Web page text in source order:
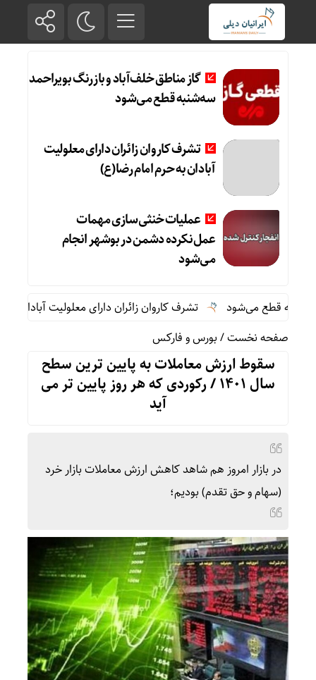
گاز مناطق خلف‌آباد و بازرنگ بویراحمد
سه‌شنبه قطع می‌شود
تشرف کاروان زائران دارای معلولیت
آبادان به حرم امام رضا(ع)
عملیات خنثی‌سازی مهمات
عمل‌نکرده دشمن در بوشهر انجام
می‌شود
قطع می‌شود
تشرف کاروان زائران دارای معلولیت آبادان به
صفحه نخست/بورس و فارکس
سقوط ارزش معاملات به پایین ترین سطح
سال ۱۴۰۱ / رکوردی که هر روز پایین تر می
آید
در بازار امروز هم شاهد کاهش ارزش معاملات بازار خرد
(سهام و حق تقدم)‌ بودیم؛